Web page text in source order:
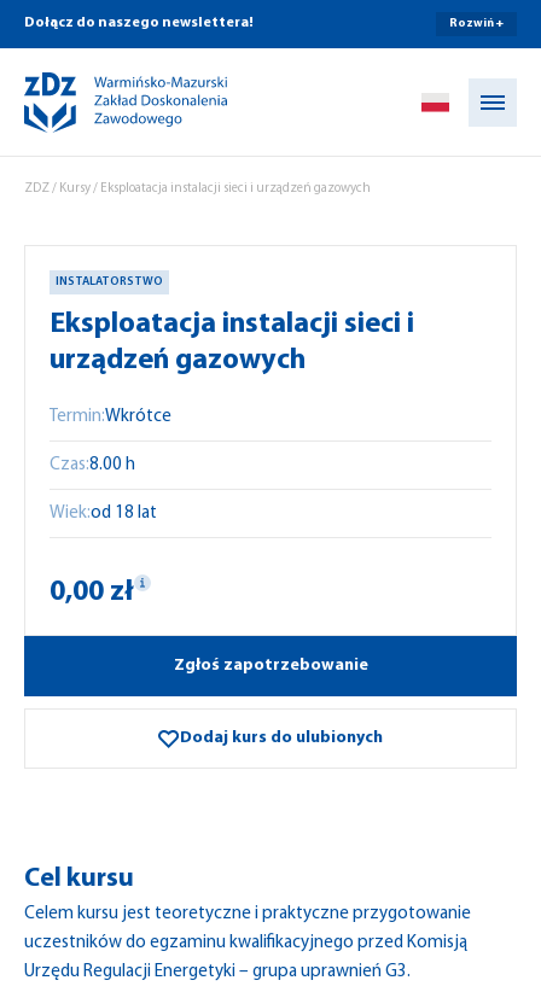
Dołącz do naszego newslettera! Rozwiń +
ZDZ/ Kursy/ Eksploatacja instalacji sieci i urządzeń gazowych
INSTALATORSTWO
Eksploatacja instalacji sieci i
urządzeń gazowych
Termin:Wkrótce
Czas:8.00 h
Wiek:od 18 lat
0,00 zł
Zgłoś zapotrzebowanie
Dodaj kurs do ulubionych
Cel kursu
Celem kursu jest teoretyczne i praktyczne przygotowanie
uczestników do egzaminu kwalifikacyjnego przed Komisją
Urzędu Regulacji Energetyki – grupa uprawnień G3.